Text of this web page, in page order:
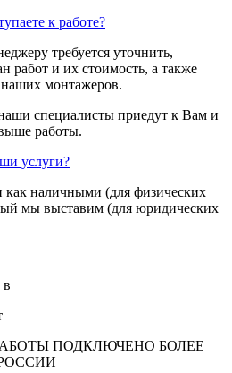
к работе?
требуется уточнить,
работ и их стоимость, а также
наших монтажеров.
специалисты приедут к Вам и
работы.
услуги?
наличными (для физических
мы выставим (для юридических
ПОДКЛЮЧЕНО БОЛЕЕ